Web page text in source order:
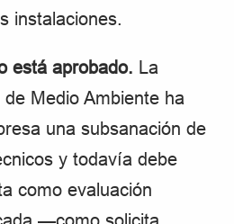
instalaciones.
está aprobado. La
Medio Ambiente ha
una subsanación de
y todavía debe
como evaluación